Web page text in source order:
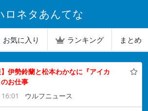
ロネタあんてな
お気に入り ランキング まとめ
】伊勢鈴蘭と松本わかなに『アイカ
お仕事
ウルフニュース